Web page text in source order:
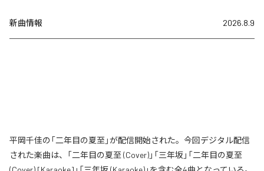
新曲情報 2026.8.9
平岡千佳の「二年目の夏至」が配信開始された。今回デジタル配信
された楽曲は、「二年目の夏至 (Cover)」「三年坂」「二年目の夏至